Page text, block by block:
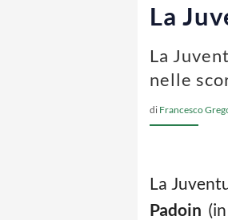
La
La
nelle
di Francesco
La
Padoin